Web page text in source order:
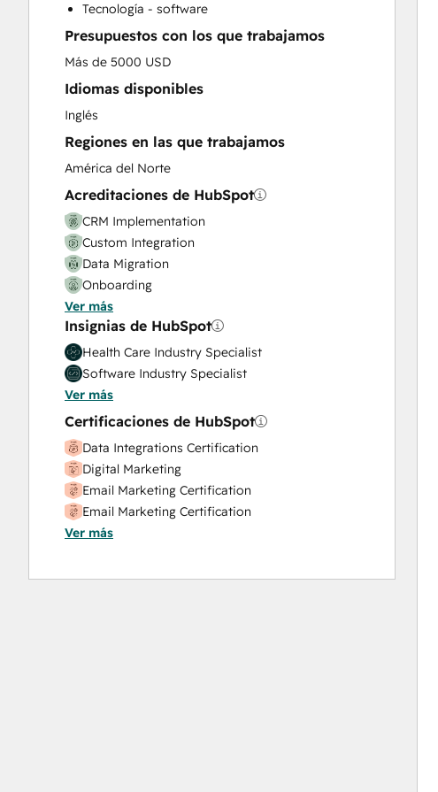
Tecnología - software
Presupuestos con los que trabajamos
Más de 5000 USD
Idiomas disponibles
Inglés
Regiones en las que trabajamos
América del Norte
Acreditaciones de HubSpot
CRM Implementation
Custom Integration
Data Migration
Onboarding
Solutions Architecture Design
Ver más
Insignias de HubSpot
Health Care Industry Specialist
Software Industry Specialist
Ver más
Certificaciones de HubSpot
Data Integrations Certification
Digital Marketing
Email Marketing Certification
Email Marketing Certification
HubSpot Architecture I: Data Models and APIs
Messaging Tools
Ver más